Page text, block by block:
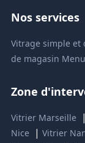
Nos services
Vitrage simple et
de magasin
Zone
Vitrier Marseille |
Nice
| Vitrier